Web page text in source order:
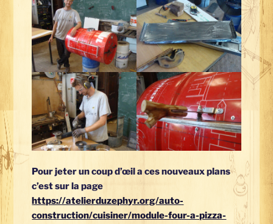
Pour jeter un coup d’œil a ces nouveaux plans
c’est sur la page
https://atelierduzephyr.org/auto-
construction/cuisiner/module-four-a-pizza-